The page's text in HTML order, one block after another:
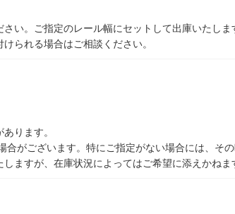
い。ご指定のレール幅にセットして出庫いたしま
られる場合はご相談ください。
ります。
がございます。特にご指定がない場合には、そ
ますが、在庫状況によってはご希望に添えかねま